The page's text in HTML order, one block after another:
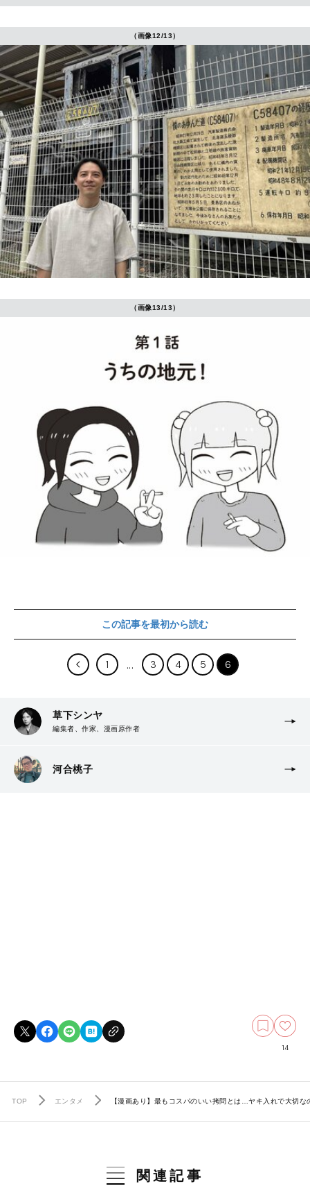
（画像12/13）
（画像13/13）
この記事を最初から読む
1 3 4 5 6
草下シンヤ
編集者、作家、漫画原作者
河合桃子
14
TOP エンタメ 【漫画あり】最もコスパのいい拷問とは…ヤキ入れで大切
関連記事